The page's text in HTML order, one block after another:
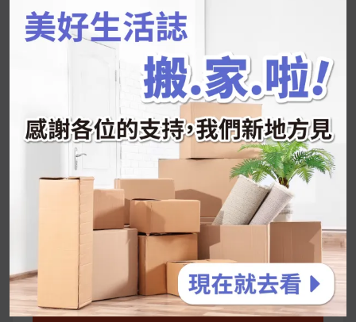
韓國人為什麼不容易胖？
推的MZ Diet ！
好吃的蛋白點心還有好玩的運動小遊戲！今年過
年已經等不及帶這盒跟我的親戚、朋友們一起分
2026 過年禮盒推薦｜五款百元健康伴手禮
停用猛健樂後會反彈嗎？作用解析＋停藥後體重
維持全攻略
公主營養師：飲食改變也是能快樂執行的！6 個
你一定要知道的技巧